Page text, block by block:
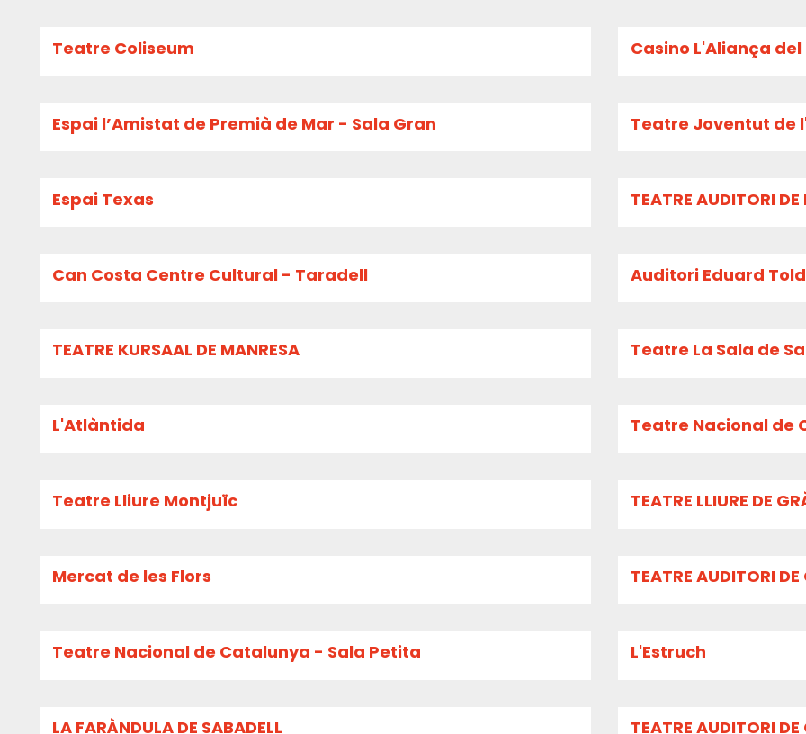
Teatre Coliseum Casino L'Aliança
Espai l’Amistat de Premià de Mar - Sala Gran Teatre Joventut de
Espai Texas TEATRE AUDITORI DE
Can Costa Centre Cultural - Taradell Auditori Eduard
TEATRE KURSAAL DE MANRESA Teatre La Sala de
L'Atlàntida Teatre Nacional de
Teatre Lliure Montjuïc TEATRE LLIURE DE
Mercat de les Flors TEATRE AUDITORI DE
Teatre Nacional de Catalunya - Sala Petita L'Estruch
LA FARÀNDULA DE SABADELL TEATRE AUDITORI DE